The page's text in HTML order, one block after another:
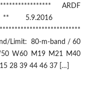
ARDF
** 5.9.2016
Limit: 80-m-band / 60
W60 M19 M21 M40
28 39 44 46 37 […]